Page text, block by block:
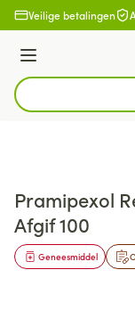
Ga naar de inhoud
Veilige betalingen
Menu
Product, merk,
Pramipexol
Afgif 100
Geneesmiddel